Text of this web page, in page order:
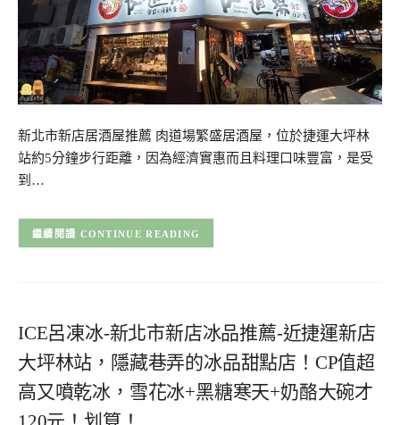
新北市新店居酒屋推薦 肉道場繁盛居酒屋，位於捷運大坪林
站約5分鐘步行距離，因為經濟實惠而且料理口味豐富，是受
到…
CONTINUE READING
ICE呂凍冰-新北市新店冰品推薦-近捷運新店
大坪林站，隱藏巷弄的冰品甜點店！CP值超
高又噴乾冰，雪花冰+黑糖寒天+奶酪大碗才